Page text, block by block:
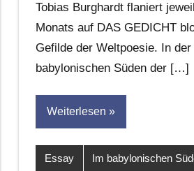
Leitner
Tobias Burghardt flaniert
Monats auf DAS GEDICHT
Gefilde der Weltpoesie. In
babylonischen Süden der […]
Weiterlesen
Essay Im babylonischen